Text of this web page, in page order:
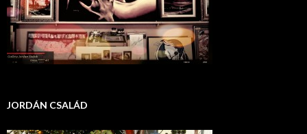
JORDÁN CSALÁD